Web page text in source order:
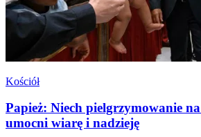
Kościół
Papież: Niech pielgrzymowanie
umocni wiarę i nadzieję